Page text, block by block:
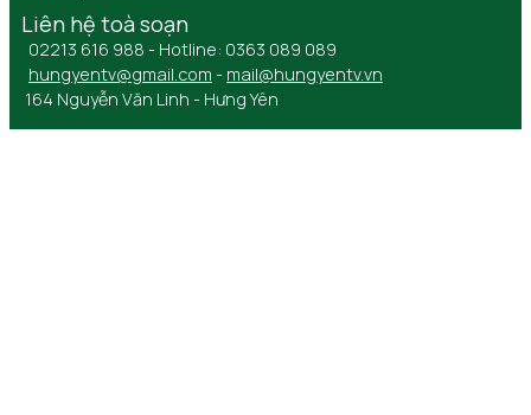
Liên hệ toà soạn
02213 616 988 - Hotline: 0363 089 089
hungyentv@gmail.com - mail@hungyentv.vn
164 Nguyễn Văn Linh - Hưng Yên